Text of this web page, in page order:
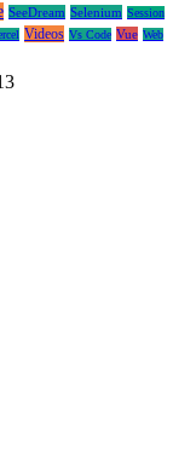
SeeDream Selenium Session
Videos Vs Code Vue Web